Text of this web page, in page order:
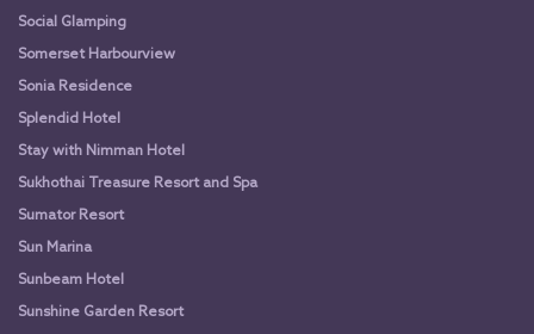
Social Glamping
Somerset Harbourview
Sonia Residence
Splendid Hotel
Stay with Nimman Hotel
Sukhothai Treasure Resort and Spa
Sumator Resort
Sun Marina
Sunbeam Hotel
Sunshine Garden Resort